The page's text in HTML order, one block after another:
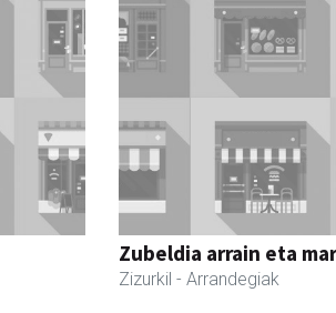
Zubeldia arrain eta
Zizurkil - Arrandegiak